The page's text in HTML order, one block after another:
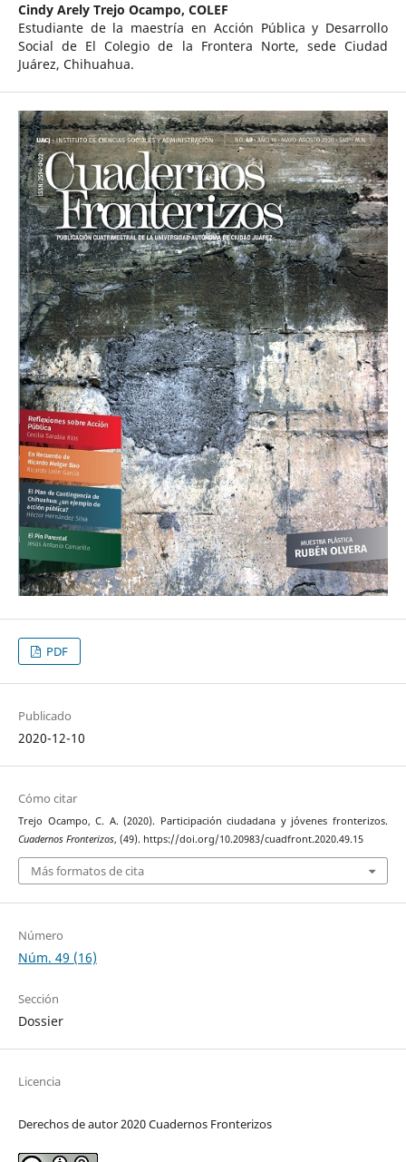
Cindy Arely Trejo Ocampo, COLEF
Estudiante de la maestría en Acción Pública y Desarrollo
Social de El Colegio de la Frontera Norte, sede Ciudad
Juárez, Chihuahua.
PDF
Publicado
2020-12-10
Cómo citar
Trejo Ocampo, C. A. (2020). Participación ciudadana y jóvenes fronterizos.
Cuadernos Fronterizos, (49). https://doi.org/10.20983/cuadfront.2020.49.15
Más formatos de cita
Número
Núm. 49 (16)
Sección
Dossier
Licencia
Derechos de autor 2020 Cuadernos Fronterizos